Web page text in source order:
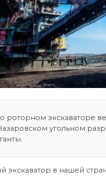
роторном экскаваторе
угольном
экскаватор в нашей